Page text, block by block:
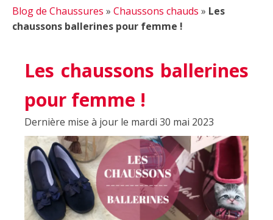
Blog de Chaussures » Chaussons chauds » Les
chaussons ballerines pour femme !
Les chaussons ballerines
pour femme !
Dernière mise à jour le mardi 30 mai 2023